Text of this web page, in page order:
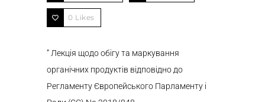
0 Likes
” Лекція щодо обігу та маркування
органічних продуктів відповідно до
Регламенту Європейського Парламенту і